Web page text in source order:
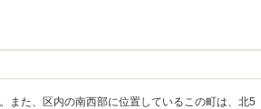
また、区内の南西部に位置しているこの町は、北5